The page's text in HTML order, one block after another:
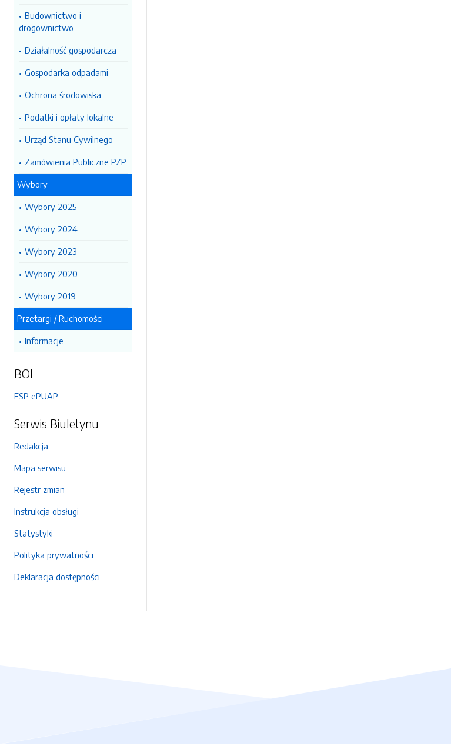
Budownictwo i
drogownictwo
Działalność gospodarcza
Gospodarka odpadami
Ochrona środowiska
Podatki i opłaty lokalne
Urząd Stanu Cywilnego
Zamówienia Publiczne PZP
Wybory
Wybory 2025
Wybory 2024
Wybory 2023
Wybory 2020
Wybory 2019
Przetargi / Ruchomości
Informacje
BOI
ESP ePUAP
Serwis Biuletynu
Redakcja
Mapa serwisu
Rejestr zmian
Instrukcja obsługi
Statystyki
Polityka prywatności
Deklaracja dostępności